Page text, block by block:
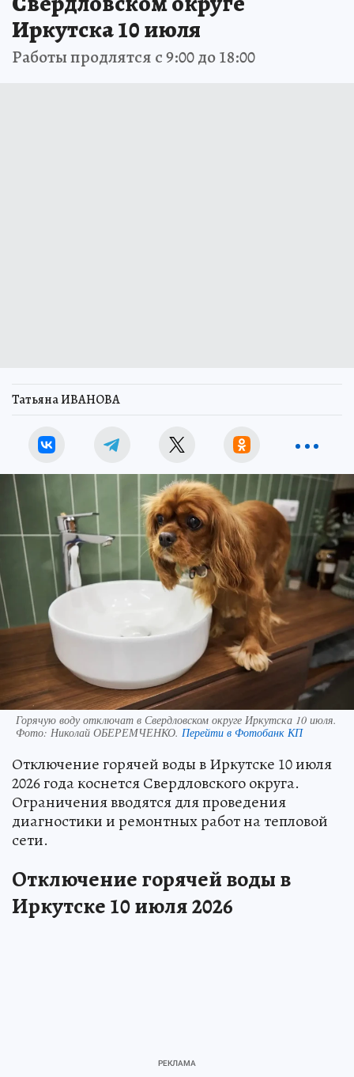
Иркутска 10 июля
Работы продлятся с 9:00 до 18:00
Татьяна ИВАНОВА
Горячую воду отключат в Свердловском округе Иркутска 10 июля.
Фото: Николай ОБЕРЕМЧЕНКО. Перейти в Фотобанк КП
Отключение горячей воды в Иркутске 10 июля
2026 года коснется Свердловского округа.
Ограничения вводятся для проведения
диагностики и ремонтных работ на тепловой
сети.
Отключение горячей воды в
Иркутске 10 июля 2026